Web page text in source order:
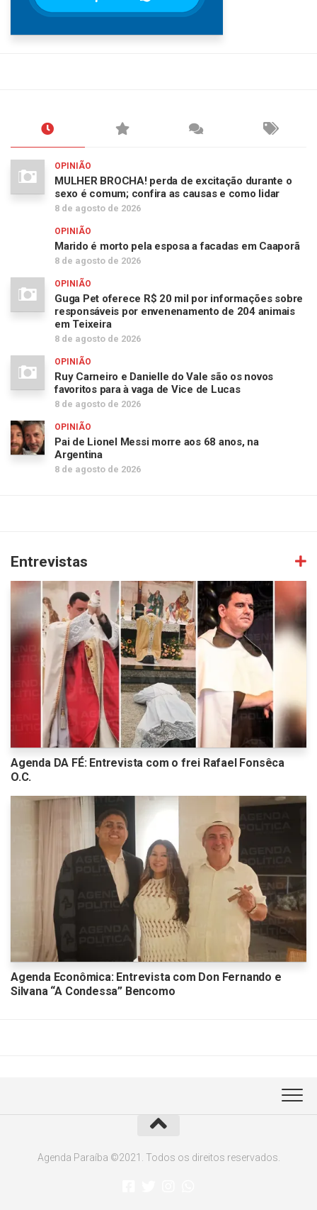
OPINIÃO
MULHER BROCHA! perda de excitação durante o
sexo é comum; confira as causas e como lidar
8 de agosto de 2026
OPINIÃO
Marido é morto pela esposa a facadas em Caaporã
8 de agosto de 2026
OPINIÃO
Guga Pet oferece R$ 20 mil por informações sobre
responsáveis por envenenamento de 204 animais
em Teixeira
8 de agosto de 2026
OPINIÃO
Ruy Carneiro e Danielle do Vale são os novos
favoritos para à vaga de Vice de Lucas
8 de agosto de 2026
OPINIÃO
Pai de Lionel Messi morre aos 68 anos, na
Argentina
8 de agosto de 2026
Entrevistas
Agenda DA FÉ: Entrevista com o frei Rafael Fonsêca
O.C.
Agenda Econômica: Entrevista com Don Fernando e
Silvana “A Condessa” Bencomo
Agenda Paraíba ©2021. Todos os direitos reservados.